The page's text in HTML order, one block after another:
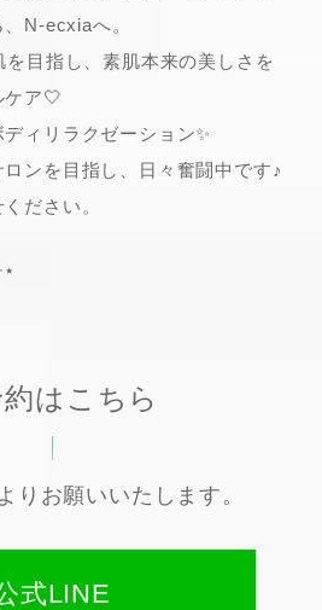
N-ecxiaへ。
を目指し、素肌本来の美しさを
ア🤍
ィリラクゼーション✨
ンを目指し、日々奮闘中です♪
ださい。
はこちら
りお願いいたします。
式LINE